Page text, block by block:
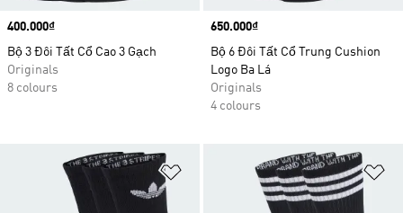
Price
400.000₫
Bộ 3 Đôi Tất Cổ Cao 3 Gạch
Originals
8 colours
Price
650.000₫
Bộ 6 Đôi Tất Cổ Trung Cushion
Logo Ba Lá
Originals
4 colours
Add to Wishlist